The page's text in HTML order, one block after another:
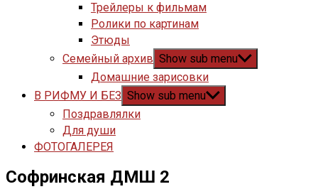
Трейлеры к фильмам
Ролики по картинам
Этюды
Семейный архив Show sub menu
Домашние зарисовки
В РИФМУ И БЕЗ Show sub menu
Поздравлялки
Для души
ФОТОГАЛЕРЕЯ
Софринская ДМШ 2